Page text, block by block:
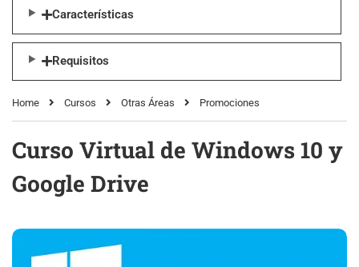
Home Cursos Otras Áreas Promociones
Curso Virtual de Windows 10 y
Google Drive
Características
Requisitos